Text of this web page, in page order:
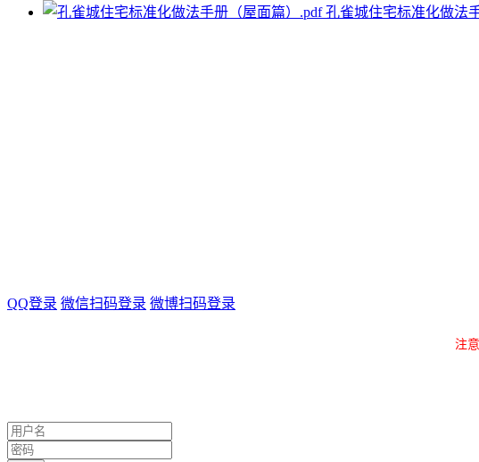
孔雀城住宅标准化做法
QQ登录 微信扫码登录 微博扫码登录
注